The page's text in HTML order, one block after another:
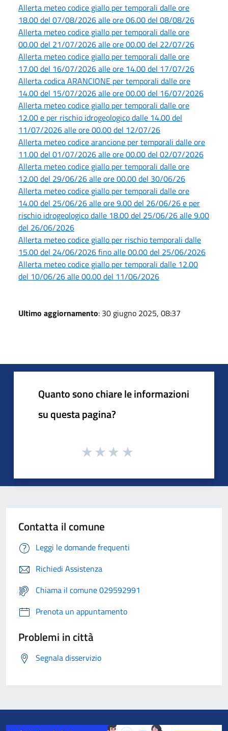
Allerta meteo codice giallo per temporali dalle ore
18.00 del 07/08/2026 alle ore 06.00 del 08/08/26
Allerta meteo codice giallo per temporali dalle ore
00.00 del 21/07/2026 alle ore 00.00 del 22/07/26
Allerta meteo codice giallo per temporali dalle ore
17.00 del 16/07/2026 alle ore 14.00 del 17/07/26
Allerta codica ARANCIONE per temporali dalle ore
14.00 del 15/07/2026 alle ore 00.00 del 16/07/2026
Allerta meteo codice giallo per temporali dalle ore
12.00 e per rischio idrogeologico dalle 14.00 del
11/07/2026 alle ore 00.00 del 12/07/26
Allerta meteo codice arancione per temporali dalle ore
11.00 del 01/07/2026 alle ore 00.00 del 02/07/2026
Allerta meteo codice giallo per temporali dalle ore
12.00 del 29/06/26 alle ore 00.00 del 30/06/26
Allerta meteo codice giallo per temporali dalle ore
14.00 del 25/06/26 alle ore 9.00 del 26/06/26 e per
rischio idrogeologico dalle 18.00 del 25/06/26 alle 9.00
del 26/06/2026
Allerta meteo codice giallo per rischio temporali dalle
15.00 del 24/06/2026 fino alle 00.00 del 25/06/2026
Allerta meteo codice giallo per temporali dalle 12.00
del 10/06/26 alle 00.00 del 11/06/2026
Ultimo aggiornamento: 30 giugno 2025, 08:37
Quanto sono chiare le informazioni
su questa pagina?
Contatta il comune
Leggi le domande frequenti
Richiedi Assistenza
Chiama il comune 029592991
Prenota un appuntamento
Problemi in città
Segnala disservizio